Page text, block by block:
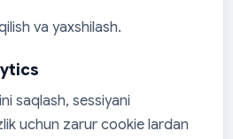
va yaxshilash.
saqlash, sessiyani
uchun zarur cookie lardan